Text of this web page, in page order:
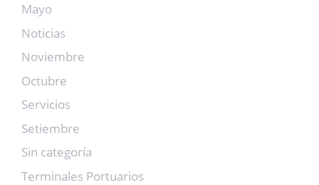
Mayo
Noticias
Noviembre
Octubre
Servicios
Setiembre
Sin categoría
Terminales Portuarios